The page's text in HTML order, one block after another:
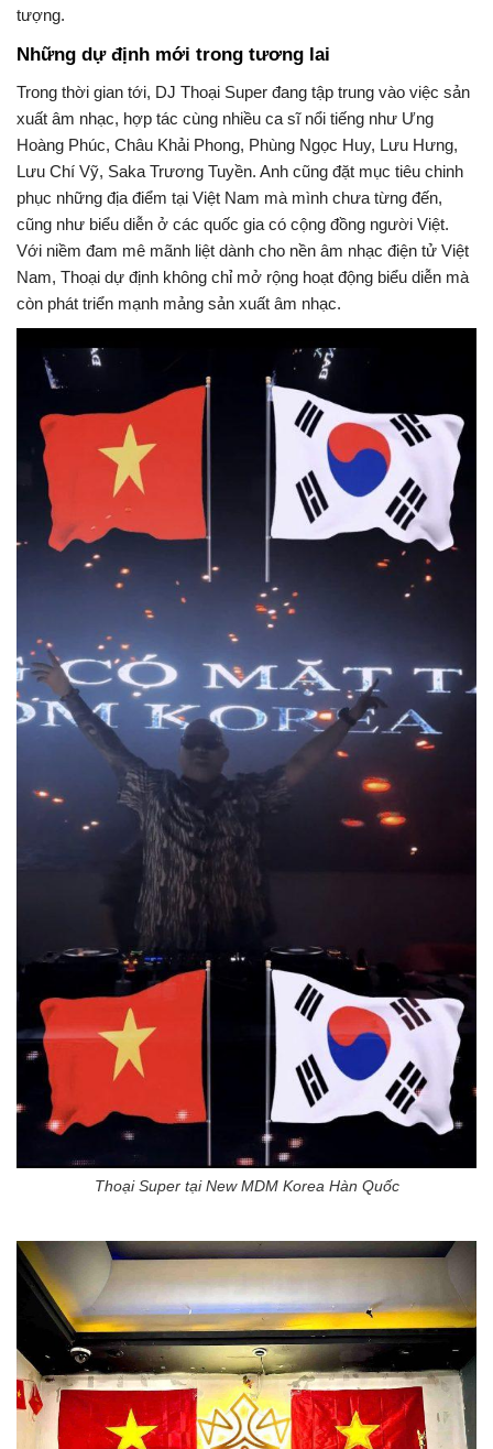
tượng.
Những dự định mới trong tương lai
Trong thời gian tới, DJ Thoại Super đang tập trung vào việc sản
xuất âm nhạc, hợp tác cùng nhiều ca sĩ nổi tiếng như Ưng
Hoàng Phúc, Châu Khải Phong, Phùng Ngọc Huy, Lưu Hưng,
Lưu Chí Vỹ, Saka Trương Tuyền. Anh cũng đặt mục tiêu chinh
phục những địa điểm tại Việt Nam mà mình chưa từng đến,
cũng như biểu diễn ở các quốc gia có cộng đồng người Việt.
Với niềm đam mê mãnh liệt dành cho nền âm nhạc điện tử Việt
Nam, Thoại dự định không chỉ mở rộng hoạt động biểu diễn mà
còn phát triển mạnh mảng sản xuất âm nhạc.
Thoại Super tại New MDM Korea Hàn Quốc